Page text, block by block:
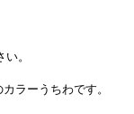
。
ラーうちわです。